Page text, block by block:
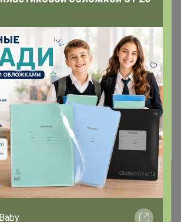
278 р.335 р.
подарок на 23 февраля,мальчики
довольны
подарок вообще в тему, то
что надо👍